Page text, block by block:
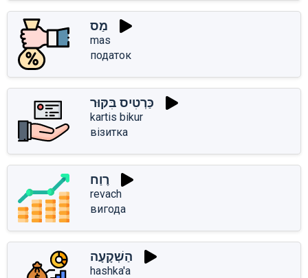
מַס
mas
податок
כַּרְטִיס בִּקּוּר
kartis bikur
візитка
רֶוַח
revach
вигода
הַשְׁקָעָה
hashka'a